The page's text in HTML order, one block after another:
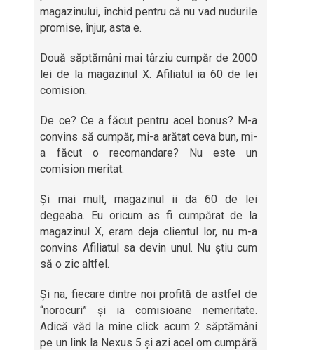
magazinului, închid pentru că nu vad nudurile
promise, înjur, asta e.
Două săptămâni mai târziu cumpăr de 2000
lei de la magazinul X. Afiliatul ia 60 de lei
comision.
De ce? Ce a făcut pentru acel bonus? M-a
convins să cumpăr, mi-a arătat ceva bun, mi-
a făcut o recomandare? Nu este un
comision meritat.
Și mai mult, magazinul ii da 60 de lei
degeaba. Eu oricum as fi cumpărat de la
magazinul X, eram deja clientul lor, nu m-a
convins Afiliatul sa devin unul. Nu știu cum
să o zic altfel.
Și na, fiecare dintre noi profită de astfel de
“norocuri” și ia comisioane nemeritate.
Adică văd la mine click acum 2 săptămâni
pe un link la Nexus 5 și azi acel om cumpără